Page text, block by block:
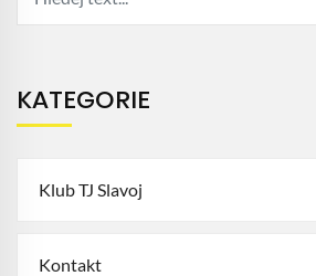
KATEGORIE
Klub TJ Slavoj
Kontakt